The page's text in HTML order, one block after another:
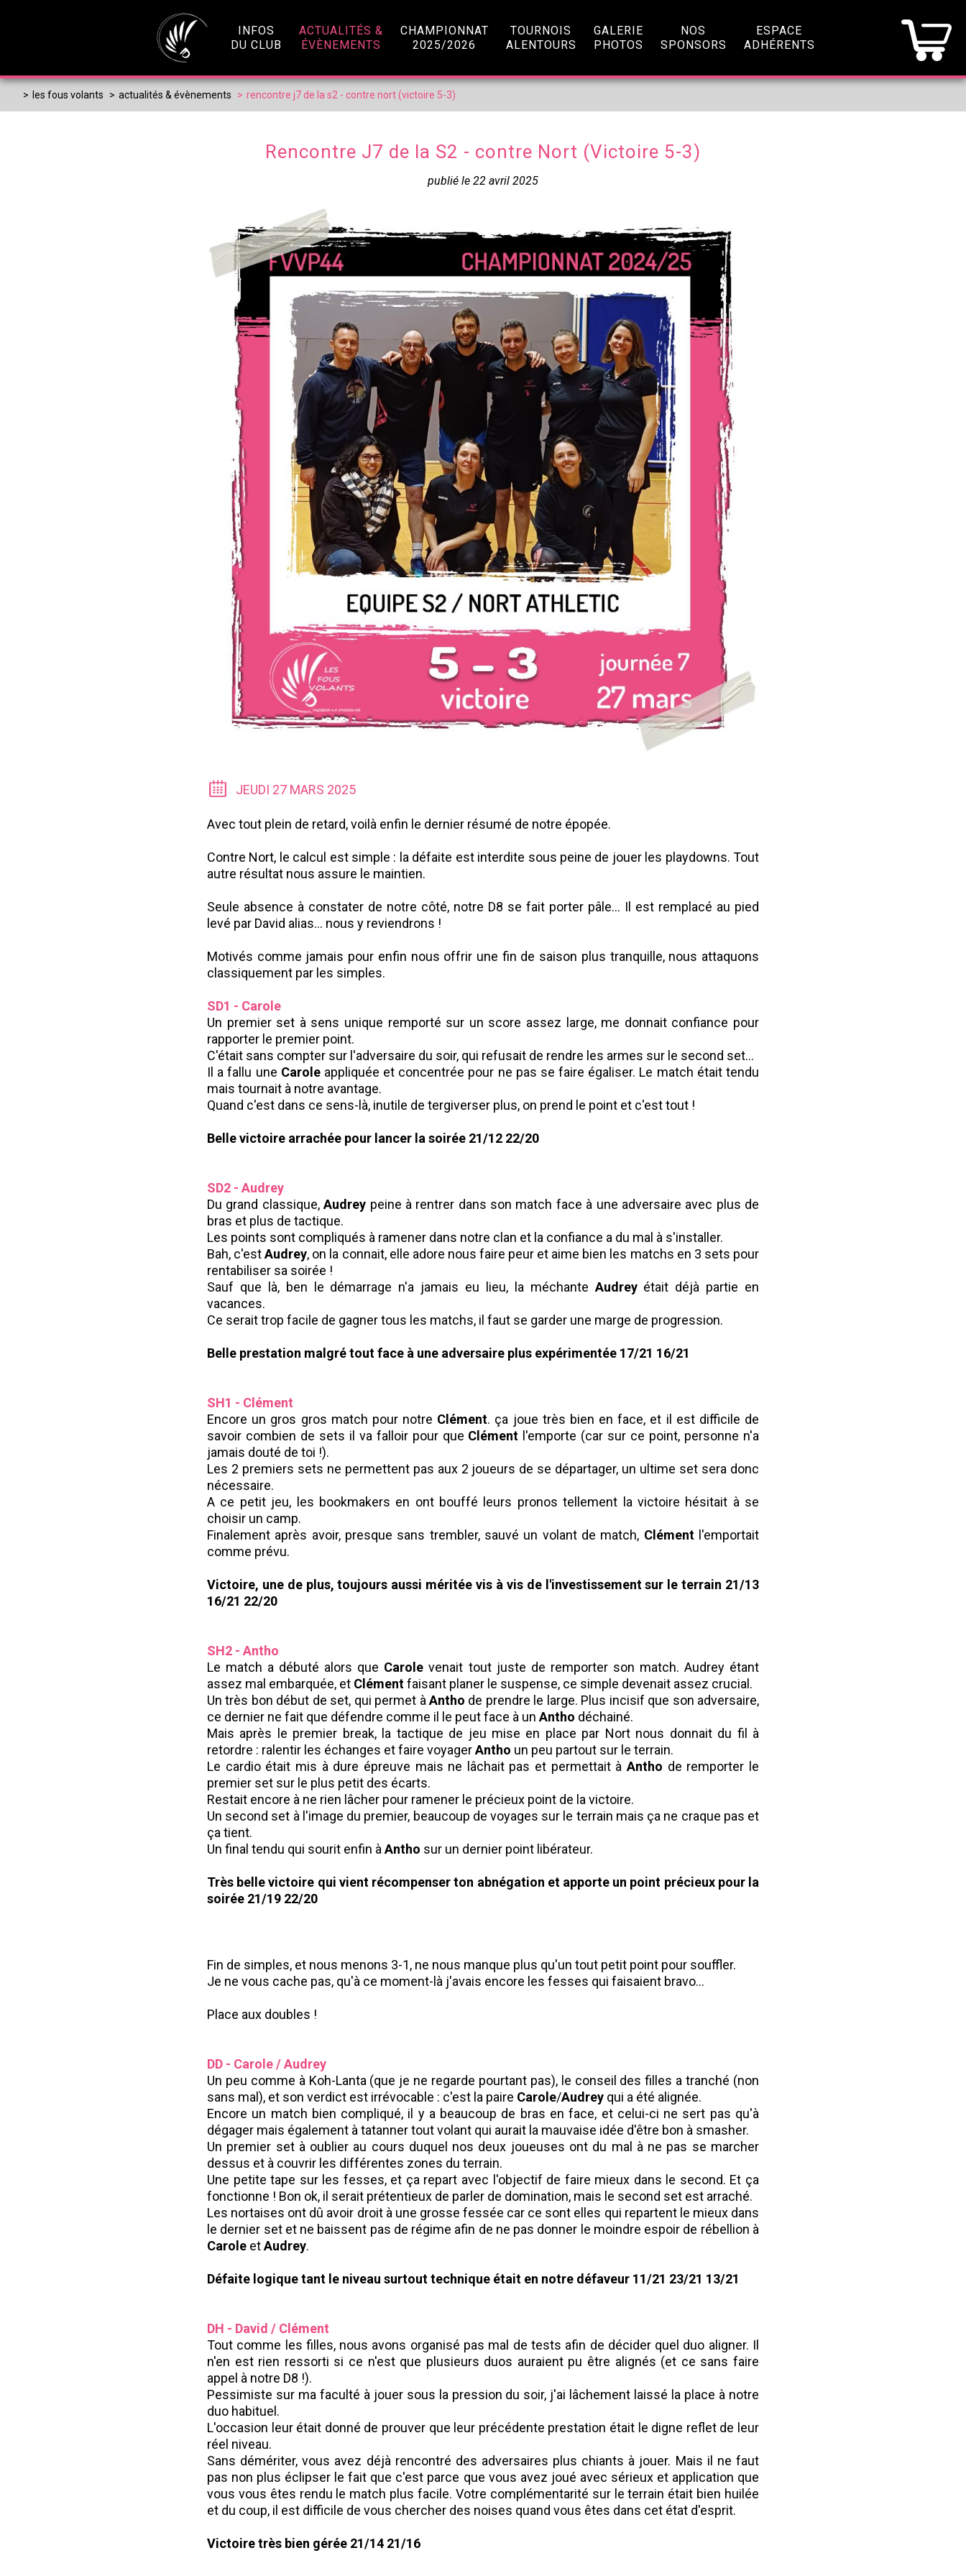
INFOS
DU CLUB
ACTUALITÉS &
ÉVÈNEMENTS
CHAMPIONNAT
2025/2026
TOURNOIS
ALENTOURS
GALERIE
PHOTOS
NOS
SPONSORS
ESPACE
ADHÉRENTS
> les fous volants > actualités & évènements > rencontre j7 de la s2 - contre nort (victoire 5-3)
Rencontre J7 de la S2 - contre Nort (Victoire 5-3)
publié le 22 avril 2025
JEUDI 27 MARS 2025
Avec tout plein de retard, voilà enfin le dernier résumé de notre épopée.
Contre Nort, le calcul est simple : la défaite est interdite sous peine de jouer les playdowns. Tout
autre résultat nous assure le maintien.
Seule absence à constater de notre côté, notre D8 se fait porter pâle... Il est remplacé au pied
levé par David alias... nous y reviendrons !
Motivés comme jamais pour enfin nous offrir une fin de saison plus tranquille, nous attaquons
classiquement par les simples.
SD1 - Carole
Un premier set à sens unique remporté sur un score assez large, me donnait confiance pour
rapporter le premier point.
C'était sans compter sur l'adversaire du soir, qui refusait de rendre les armes sur le second set...
Il a fallu une Carole appliquée et concentrée pour ne pas se faire égaliser. Le match était tendu
mais tournait à notre avantage.
Quand c'est dans ce sens-là, inutile de tergiverser plus, on prend le point et c'est tout !
Belle victoire arrachée pour lancer la soirée 21/12 22/20
SD2 - Audrey
Du grand classique,Audrey peine à rentrer dans son match face à une adversaire avec plus de
bras et plus de tactique.
Les points sont compliqués à ramener dans notre clan et la confiance a du mal à s'installer.
Bah, c'estAudrey, on la connait, elle adore nous faire peur et aime bien les matchs en 3 sets pour
rentabiliser sa soirée !
Sauf que là, ben le démarrage n'a jamais eu lieu, la méchante Audrey était déjà partie en
vacances.
Ce serait trop facile de gagner tous les matchs, il faut se garder une marge de progression.
Belle prestation malgré tout face à une adversaire plus expérimentée 17/21 16/21
SH1 - Clément
Encore un gros gros match pour notre Clément. ça joue très bien en face, et il est difficile de
savoir combien de sets il va falloir pour que Clément l'emporte (car sur ce point, personne n'a
jamais douté de toi !).
Les 2 premiers sets ne permettent pas aux 2 joueurs de se départager, un ultime set sera donc
nécessaire.
A ce petit jeu, les bookmakers en ont bouffé leurs pronos tellement la victoire hésitait à se
choisir un camp.
Finalement après avoir, presque sans trembler, sauvé un volant de match, Clément l'emportait
comme prévu.
Victoire, une de plus, toujours aussi méritée vis à vis de l'investissement sur le terrain 21/13
16/21 22/20
SH2 - Antho
Le match a débuté alors que Carolevenait tout juste de remporter son match. Audrey étant
assez mal embarquée, et Clémentfaisant planer le suspense, ce simple devenait assez crucial.
Un très bon début de set, qui permet à Antho de prendre le large. Plus incisif que son adversaire,
ce dernier ne fait que défendre comme il le peut face à un Antho déchainé.
Mais après le premier break, la tactique de jeu mise en place par Nort nous donnait du fil à
retordre : ralentir les échanges et faire voyagerAntho un peu partout sur le terrain.
Le cardio était mis à dure épreuve mais ne lâchait pas et permettait àAntho de remporter le
premier set sur le plus petit des écarts.
Restait encore à ne rien lâcher pour ramener le précieux point de la victoire.
Un second set à l'image du premier, beaucoup de voyages sur le terrain mais ça ne craque pas et
ça tient.
Un final tendu qui sourit enfin à Antho sur un dernier point libérateur.
Très belle victoire qui vient récompenser ton abnégation et apporte un point précieux pour la
soirée 21/19 22/20
Fin de simples, et nous menons 3-1, ne nous manque plus qu'un tout petit point pour souffler.
Je ne vous cache pas, qu'à ce moment-là j'avais encore les fesses qui faisaient bravo...
Place aux doubles !
DD - Carole / Audrey
Un peu comme à Koh-Lanta (que je ne regarde pourtant pas), le conseil des filles a tranché (non
sans mal), et son verdict est irrévocable : c'est la paire Carole/Audrey qui a été alignée.
Encore un match bien compliqué, il y a beaucoup de bras en face, et celui-ci ne sert pas qu'à
dégager mais également à tatanner tout volant qui aurait la mauvaise idée d'être bon à smasher.
Un premier set à oublier au cours duquel nos deux joueuses ont du mal à ne pas se marcher
dessus et à couvrir les différentes zones du terrain.
Une petite tape sur les fesses, et ça repart avec l'objectif de faire mieux dans le second. Et ça
fonctionne ! Bon ok, il serait prétentieux de parler de domination, mais le second set est arraché.
Les nortaises ont dû avoir droit à une grosse fessée car ce sont elles qui repartent le mieux dans
le dernier set et ne baissent pas de régime afin de ne pas donner le moindre espoir de rébellion à
Carole etAudrey.
Défaite logique tant le niveau surtout technique était en notre défaveur 11/21 23/21 13/21
DH - David / Clément
Tout comme les filles, nous avons organisé pas mal de tests afin de décider quel duo aligner. Il
n'en est rien ressorti si ce n'est que plusieurs duos auraient pu être alignés (et ce sans faire
appel à notre D8 !).
Pessimiste sur ma faculté à jouer sous la pression du soir, j'ai lâchement laissé la place à notre
duo habituel.
L'occasion leur était donné de prouver que leur précédente prestation était le digne reflet de leur
réel niveau.
Sans démériter, vous avez déjà rencontré des adversaires plus chiants à jouer. Mais il ne faut
pas non plus éclipser le fait que c'est parce que vous avez joué avec sérieux et application que
vous vous êtes rendu le match plus facile. Votre complémentarité sur le terrain était bien huilée
et du coup, il est difficile de vous chercher des noises quand vous êtes dans cet état d'esprit.
Victoire très bien gérée 21/14 21/16